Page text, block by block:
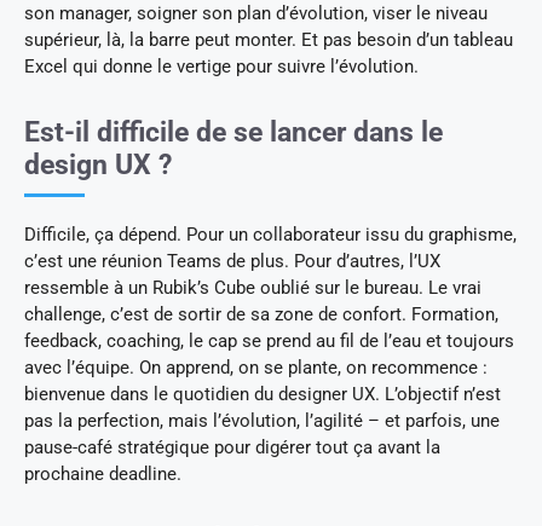
son manager, soigner son plan d’évolution, viser le niveau
supérieur, là, la barre peut monter. Et pas besoin d’un tableau
Excel qui donne le vertige pour suivre l’évolution.
Est-il difficile de se lancer dans le
design UX ?
Difficile, ça dépend. Pour un collaborateur issu du graphisme,
c’est une réunion Teams de plus. Pour d’autres, l’UX
ressemble à un Rubik’s Cube oublié sur le bureau. Le vrai
challenge, c’est de sortir de sa zone de confort. Formation,
feedback, coaching, le cap se prend au fil de l’eau et toujours
avec l’équipe. On apprend, on se plante, on recommence :
bienvenue dans le quotidien du designer UX. L’objectif n’est
pas la perfection, mais l’évolution, l’agilité – et parfois, une
pause-café stratégique pour digérer tout ça avant la
prochaine deadline.